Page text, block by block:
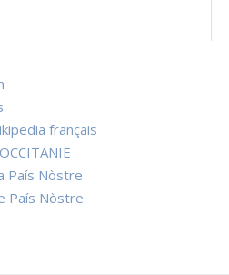
français
País Nòstre
País Nòstre